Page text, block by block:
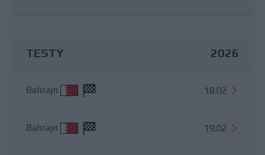
TESTY 2026
Bahrajn 18.02
Bahrajn 19.02